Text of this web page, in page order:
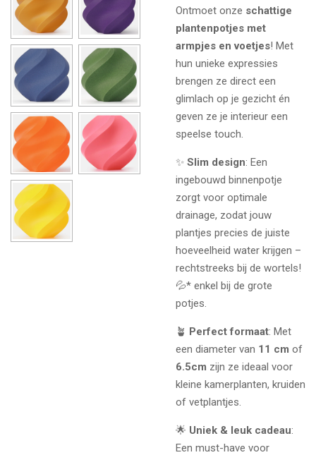
Ontmoet onze schattige
plantenpotjes met
armpjes en voetjes! Met
hun unieke expressies
brengen ze direct een
glimlach op je gezicht én
geven ze je interieur een
speelse touch.
✨ Slim design: Een
ingebouwd binnenpotje
zorgt voor optimale
drainage, zodat jouw
plantjes precies de juiste
hoeveelheid water krijgen –
rechtstreeks bij de wortels!
💦* enkel bij de grote
potjes.
🪴 Perfect formaat: Met
een diameter van 11 cm of
6.5cm zijn ze ideaal voor
kleine kamerplanten, kruiden
of vetplantjes.
🌟 Uniek & leuk cadeau:
Een must-have voor